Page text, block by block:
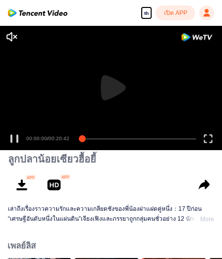
th เปิด APP
00:00:00/00:20:42
ลูกปลาน้อยเซียวฮื้อยี้
เล่าถึงเรื่องราวความรักและความเกลียดชังของพี่น้องฝาแฝดคู่หนึ่ง：17 ปีก่อน
“เศรษฐีอันดับหนึ่งในแผ่นดิน”เจียงเฟิงและภรรยาถูกกลุ่มคนชั่วอย่าง 12 นักษัตร
ลิ้มอย่างวังบุปผา หลายปีต่อมา เด็กหนุ่มหน้าบากเจียงเสี่ยวอวี๋ถูกเลี้ยงดูโดยคนโฉด
More
เพลย์ลิส